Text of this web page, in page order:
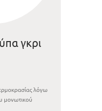
γκρι
λόγω
μονωτικού